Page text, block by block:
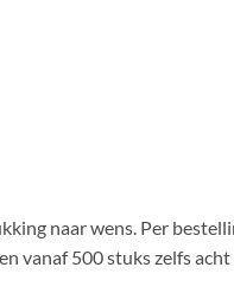
naar wens. Per
vanaf 500 stuks zelfs